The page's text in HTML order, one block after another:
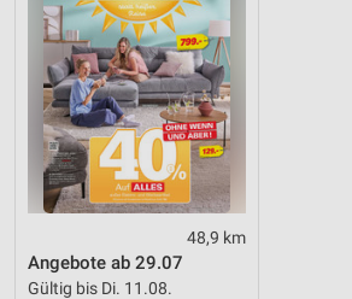
48,9 km
Angebote ab 29.07
Gültig bis Di. 11.08.